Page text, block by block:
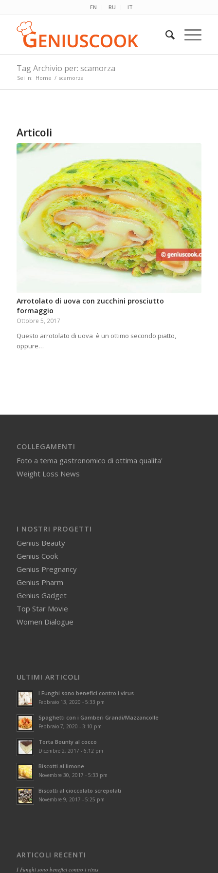
EN RU IT
Tag Archivio per: scamorza
Sei in: Home / scamorza
Articoli
Arrotolato di uova con zucchini prosciutto
formaggio
Ottobre 5, 2017
Questo arrotolato di uova è un ottimo secondo piatto,
oppure…
COLLEGAMENTI
Foto a tema gastronomico di ottima qualita'
Weight Loss News
I NOSTRI PROGETTI
Genius Beauty
Genius Cook
Genius Pregnancy
Genius Pharm
Genius Gadget
Top Star Movie
Women Dialogue
ULTIMI ARTICOLI
I Funghi sono benefici contro i virus
Febbraio 13, 2020 - 5:33 pm
Spaghetti con i Gamberi Grandi/Mazzancolle
Febbraio 7, 2020 - 3:10 pm
Torta Bounty al cocco
Dicembre 2, 2017 - 6:12 pm
Biscotti al limone
Novembre 30, 2017 - 5:33 pm
Biscotti al cioccolato screpolati
Novembre 9, 2017 - 5:25 pm
ARTICOLI RECENTI
I Funghi sono benefici contro i virus